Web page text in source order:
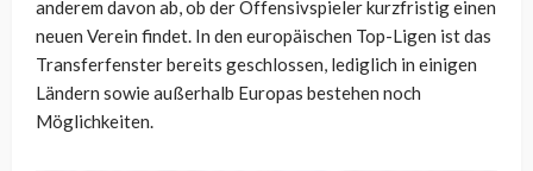
anderem davon ab, ob der Offensivspieler kurzfristig einen
neuen Verein findet. In den europäischen Top-Ligen ist das
Transferfenster bereits geschlossen, lediglich in einigen
Ländern sowie außerhalb Europas bestehen noch
Möglichkeiten.